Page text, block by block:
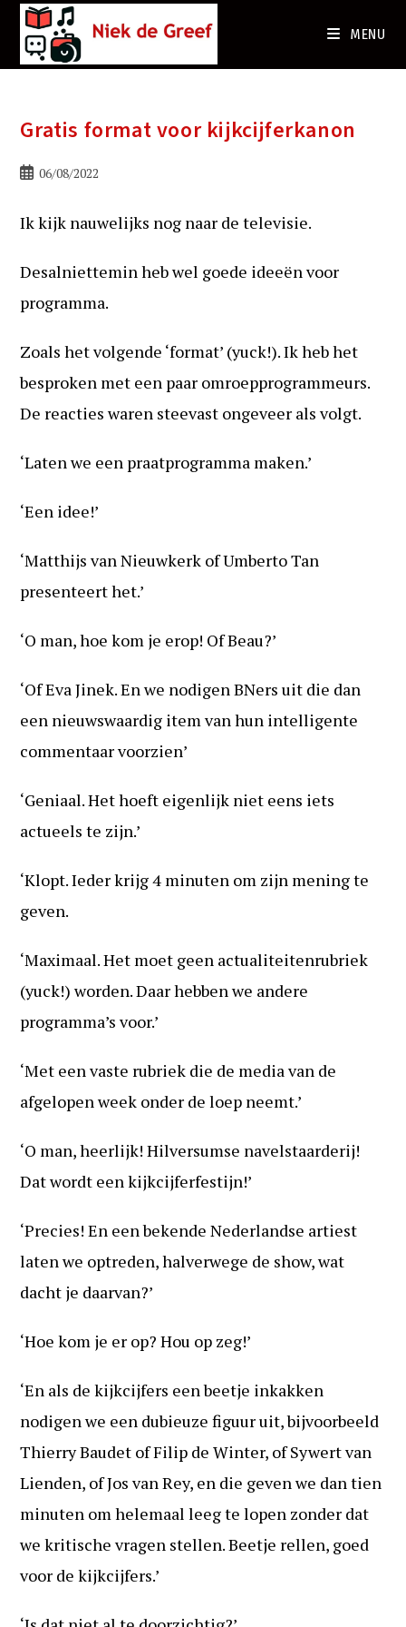
MENU
Gratis format voor kijkcijferkanon
Bericht06/08/2022
Ik kijk nauwelijks nog naar de televisie.
Desalniettemin heb wel goede ideeën voor
programma.
Zoals het volgende ‘format’ (yuck!). Ik heb het
besproken met een paar omroepprogrammeurs.
De reacties waren steevast ongeveer als volgt.
‘Laten we een praatprogramma maken.’
‘Een idee!’
‘Matthijs van Nieuwkerk of Umberto Tan
presenteert het.’
‘O man, hoe kom je erop! Of Beau?’
‘Of Eva Jinek. En we nodigen BNers uit die dan
een nieuwswaardig item van hun intelligente
commentaar voorzien’
‘Geniaal. Het hoeft eigenlijk niet eens iets
actueels te zijn.’
‘Klopt. Ieder krijg 4 minuten om zijn mening te
geven.
‘Maximaal. Het moet geen actualiteitenrubriek
(yuck!) worden. Daar hebben we andere
programma’s voor.’
‘Met een vaste rubriek die de media van de
afgelopen week onder de loep neemt.’
‘O man, heerlijk! Hilversumse navelstaarderij!
Dat wordt een kijkcijferfestijn!’
‘Precies! En een bekende Nederlandse artiest
laten we optreden, halverwege de show, wat
dacht je daarvan?’
‘Hoe kom je er op? Hou op zeg!’
‘En als de kijkcijfers een beetje inkakken
nodigen we een dubieuze figuur uit, bijvoorbeeld
Thierry Baudet of Filip de Winter, of Sywert van
Lienden, of Jos van Rey, en die geven we dan tien
minuten om helemaal leeg te lopen zonder dat
we kritische vragen stellen. Beetje rellen, goed
voor de kijkcijfers.’